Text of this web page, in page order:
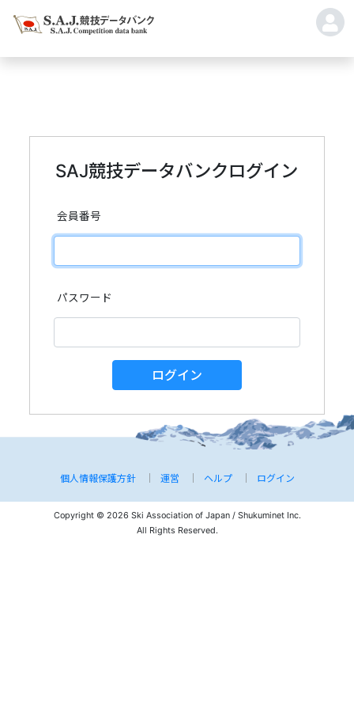
SAJ競技データバンクログイン
会員番号
パスワード
ログイン
個人情報保護方針 運営 ヘルプ ログイン
Copyright © 2026 Ski Association of Japan / Shukuminet Inc.
All Rights Reserved.